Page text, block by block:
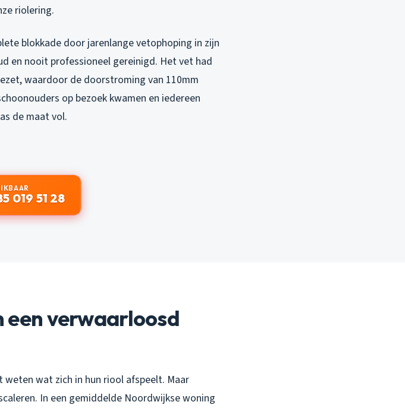
riolering.
blokkade door jarenlange vetophoping in zijn
en nooit professioneel gereinigd. Het vet had
waardoor de doorstroming van 110mm
op bezoek kwamen en iedereen
de maat vol.
019 51 28
een verwaarloosd
weten wat zich in hun riool afspeelt. Maar
In een gemiddelde Noordwijkse woning